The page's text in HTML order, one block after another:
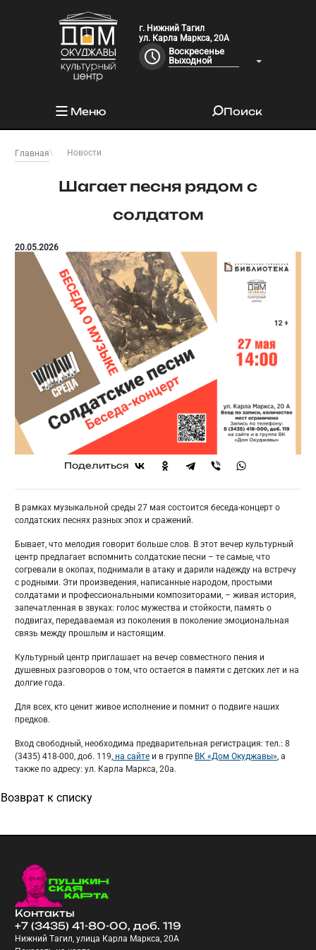
г. Нижний Тагил
ул. Карла Маркса, 20А
Воскресенье
Выходной
Меню Поиск
Главная Новости
Шагает песня рядом с
солдатом
20.05.2026
Поделиться
В рамках музыкальной среды 27 мая состоится беседа-концерт о
солдатских песнях разных эпох и сражений.
Бывает, что мелодия говорит больше слов. В этот вечер культурный
центр предлагает вспомнить солдатские песни – те самые, что
согревали в окопах, поднимали в атаку и дарили надежду на встречу
с родными. Эти произведения, написанные народом, простыми
солдатами и профессиональными композиторами, – живая история,
запечатленная в звуках: голос мужества и стойкости, память о
подвигах, передаваемая из поколения в поколение эмоциональная
связь между прошлым и настоящим.
Культурный центр приглашает на вечер совместного пения и
душевных разговоров о том, что остается в памяти с детских лет и на
долгие года.
Для всех, кто ценит живое исполнение и помнит о подвиге наших
предков.
Вход свободный, необходима предварительная регистрация: тел.: 8
(3435) 418-000, доб. 119, на сайте и в группе ВК «Дом Окуджавы», а
также по адресу: ул. Карла Маркса, 20а.
Возврат к списку
Контакты
+7 (3435) 41-80-00, доб. 119
Нижний Тагил, улица Карла Маркса, 20А